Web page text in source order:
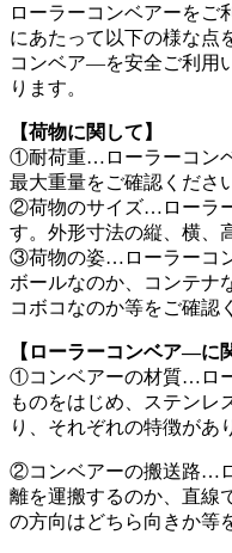
ローラーコンベアーをご
にあたって以下の様な点
コンベア―を安全ご利用
ります。
【荷物に関して】
①耐荷重…ローラーコン
最大重量をご確認くださ
②荷物のサイズ…ローラ
す。外形寸法の縦、横、
③荷物の姿…ローラーコ
ボールなのか、コンテナ
コボコなのか等をご確認
【ローラーコンベア―に
①コンベアーの材質…ロ
ものをはじめ、ステンレ
り、それぞれの特徴があ
②コンベアーの搬送路…
離を運搬するのか、直線
の方向はどちら向きか等